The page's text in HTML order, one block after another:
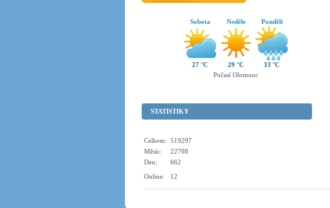
Sobota
27 °C
Neděle
29 °C
Pondělí
33 °C
Počasí Olomouc
STATISTIKY
Online: 12
Celkem: 519297
Měsíc:
22708
Den:
662